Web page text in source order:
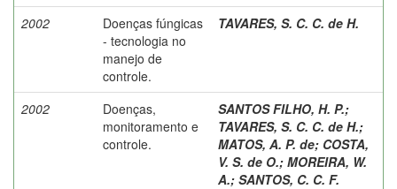
2002
Doenças fúngicas
- tecnologia no
manejo de
controle.
TAVARES, S. C. C. de H.
2002
Doenças,
monitoramento e
controle.
SANTOS FILHO, H. P.;
TAVARES, S. C. C. de H.;
MATOS, A. P. de; COSTA,
V. S. de O.; MOREIRA, W.
A.; SANTOS, C. C. F.